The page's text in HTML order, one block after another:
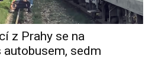
z Prahy se na
sedm